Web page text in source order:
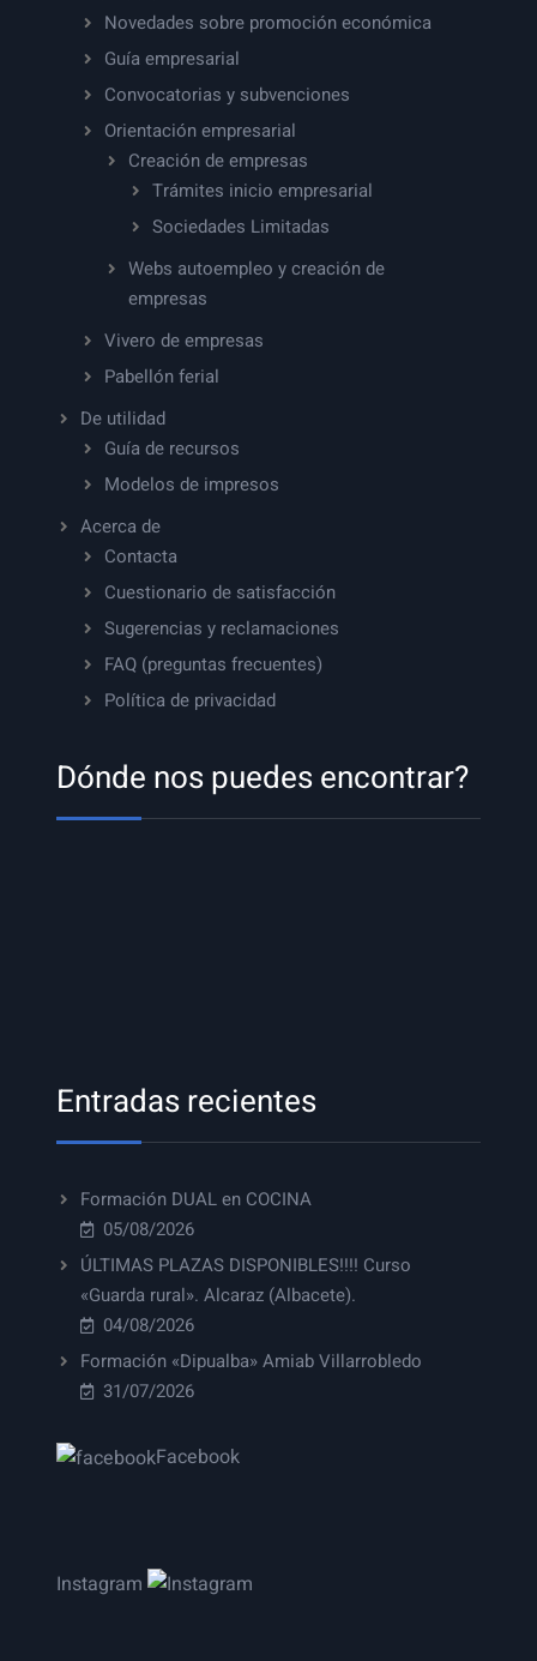
Novedades sobre promoción económica
Guía empresarial
Convocatorias y subvenciones
Orientación empresarial
Creación de empresas
Trámites inicio empresarial
Sociedades Limitadas
Webs autoempleo y creación de
empresas
Vivero de empresas
Pabellón ferial
De utilidad
Guía de recursos
Modelos de impresos
Acerca de
Contacta
Cuestionario de satisfacción
Sugerencias y reclamaciones
FAQ (preguntas frecuentes)
Política de privacidad
Dónde nos puedes encontrar?
Entradas recientes
Formación DUAL en COCINA
05/08/2026
ÚLTIMAS PLAZAS DISPONIBLES!!!! Curso
«Guarda rural». Alcaraz (Albacete).
04/08/2026
Formación «Dipualba» Amiab Villarrobledo
31/07/2026
Facebook
Instagram